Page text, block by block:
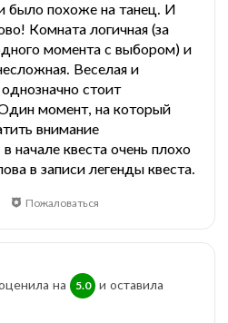
было похоже на танец. И
Комната логичная (за
момента с выбором) и
Веселая и
стоит
момент, на который
внимание
начале квеста очень плохо
в записи легенды квеста.
Пожаловаться
на 5.0
и оставила